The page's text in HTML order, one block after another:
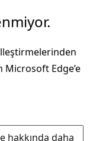
Edge’e
hakkında daha